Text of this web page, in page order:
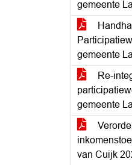
gemeente
gemeente
Re-
gemeente
van Cuijk